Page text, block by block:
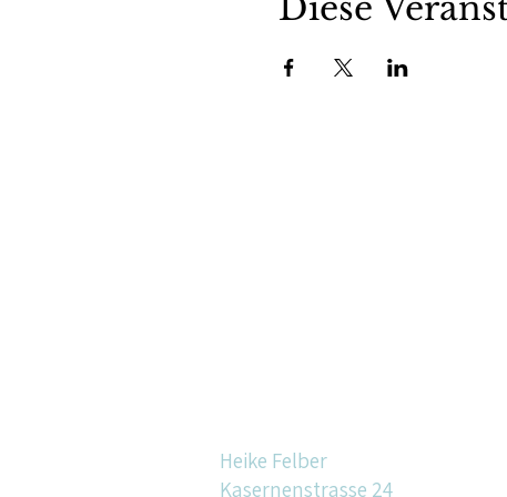
Diese
Heike Felber
Kasernenstrasse 24